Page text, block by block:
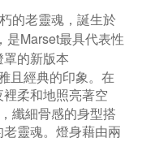
的老靈魂， 誕生於
是Marset最具代表性
的新版本
且經典的印象 。在
柔和地照亮著空
纖細骨感的身型搭
靈魂。燈身藉由兩